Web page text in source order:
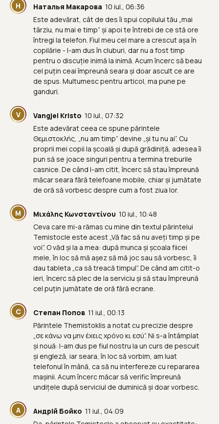
Н Наталья Макарова 10 iul., 06:36
Este adevărat, cât de des îi spui copilului tău „mai
târziu, nu mai e timp” și apoi te întrebi de ce stă ore
întregi la telefon. Fiul meu cel mare a crescut așa în
copilărie - l-am dus în cluburi, dar nu a fost timp
pentru o discuție inimă la inimă. Acum încerc să beau
cel puțin ceai împreună seara și doar ascult ce are
de spus. Multumesc pentru articol, ma pune pe
ganduri.
V Vangjel Kristo 10 iul., 07:32
Este adevărat ceea ce spune părintele
Θεμιστοκλής, „nu am timp” devine „și tu nu ai”. Cu
proprii mei copii la școală și după grădiniță, adesea îi
pun să se joace singuri pentru a termina treburile
casnice. De când l-am citit, încerc să stau împreună
măcar seara fără telefoane mobile, chiar și jumătate
de oră să vorbesc despre cum a fost ziua lor.
Μ Μιχάλης Κωνσταντίνου 10 iul., 10:48
Ceva care mi-a rămas cu mine din textul părintelui
Temistocle este acest „Vă fac să nu aveți timp și pe
voi”. O văd și la a mea: după munca și școala fiicei
mele, în loc să mă așez să mă joc sau să vorbesc, îi
dau tableta „ca să treacă timpul”. De când am citit-o
ieri, încerc să plec de la serviciu și să stau împreună
cel puțin jumătate de oră fără ecrane.
С Степан Попов 11 iul., 00:13
Părintele Themistoklis a notat cu precizie despre
„σε κάνω να μην έχεις χρόνο κι εσύ”. Ni s-a întâmplat
și nouă: l-am dus pe fiul nostru la un curs de pescuit
și engleză, iar seara, în loc să vorbim, am luat
telefonul în mână, ca să nu interfereze cu repararea
mașinii. Acum încerc măcar să verific împreună
undițele după serviciul de duminică și doar vorbesc.
А Андрій Бойко 11 iul., 04:09